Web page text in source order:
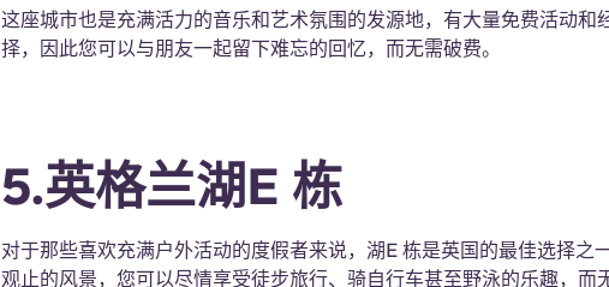
这座城市也是充满活力的音乐和艺术氛围的发源地，有大量免费活动和
择，因此您可以与朋友一起留下难忘的回忆，而无需破费。
5.英格兰湖E 栋
对于那些喜欢充满户外活动的度假者来说，湖E 栋是英国的最佳选择之
观止的风景，您可以尽情享受徒步旅行、骑自行车甚至野泳的乐趣，而